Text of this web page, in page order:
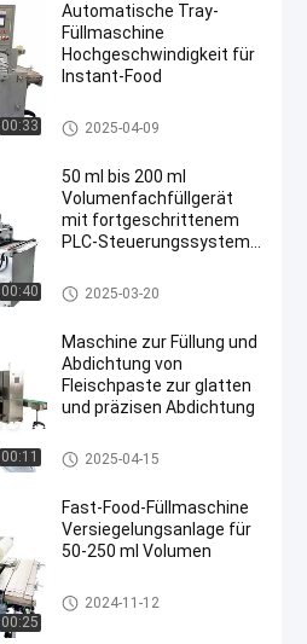
00:33
Automatische Tray-
Füllmaschine
Hochgeschwindigkeit für
Instant-Food
Trayfüllmaschine
2025-04-09
00:40
50 ml bis 200 ml
Volumenfachfüllgerät
mit fortgeschrittenem
PLC-Steuerungssystem
Trayfüllmaschine
2025-03-20
00:11
Maschine zur Füllung und
Abdichtung von
Fleischpaste zur glatten
und präzisen Abdichtung
Trayfüllmaschine
2025-04-15
00:25
Fast-Food-Füllmaschine
Versiegelungsanlage für
50-250 ml Volumen
Trayfüllmaschine
2024-11-12